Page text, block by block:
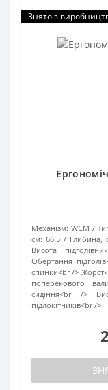
Знято з
Механізм: WCM
см: 66.5 Глибина,
Висота
Обертання
спинки<br />
поперекового
сидіння<br />
підлокітників<br />